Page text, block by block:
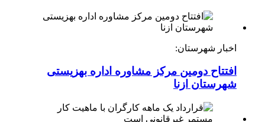
اخبار شهرستان:
افتتاح دومین مرکز مشاوره اداره بهزیستی
شهرستان ازنا